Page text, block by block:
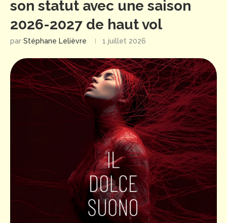
son statut avec une saison
2026-2027 de haut vol
par Stéphane Lelièvre 1 juillet 2026